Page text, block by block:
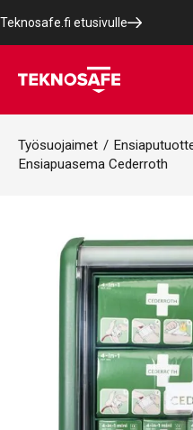
Teknosafe.fi etusivulle
Työsuojaimet /
Ensiapuasema Cederroth